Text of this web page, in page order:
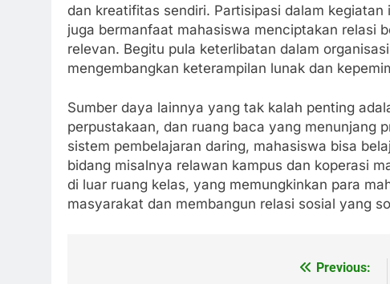
dan kreatifitas sendiri. Partisipasi dalam
juga bermanfaat mahasiswa menciptakan relasi
relevan. Begitu pula keterlibatan dalam
mengembangkan keterampilan lunak dan
Sumber daya lainnya yang tak kalah penting
perpustakaan, dan ruang baca yang menunjang
sistem pembelajaran daring, mahasiswa bisa
bidang misalnya relawan kampus dan koperasi
di luar ruang kelas, yang memungkinkan para
masyarakat dan membangun relasi sosial yang
Previous: